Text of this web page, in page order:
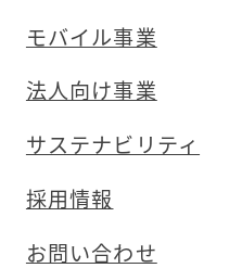
モバイル事業
法人向け事業
サステナビリティ
採用情報
お問い合わせ